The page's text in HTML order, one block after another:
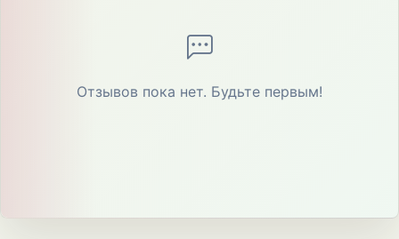
Отзывов пока нет. Будьте первым!